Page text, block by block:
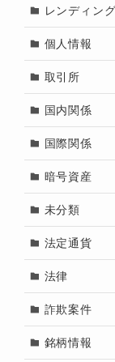
レンディング
個人情報
取引所
国内関係
国際関係
暗号資産
未分類
法定通貨
法律
詐欺案件
銘柄情報